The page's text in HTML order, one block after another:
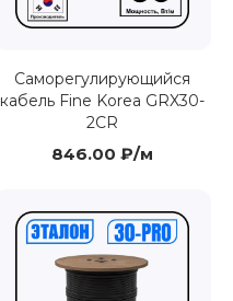
Саморегулирующийся
кабель Fine Korea GRX30-
2CR
846.00 ₽/м